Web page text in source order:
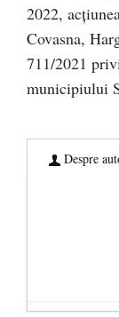
2022,
Covasna,
711/2021
municipiului
Despre